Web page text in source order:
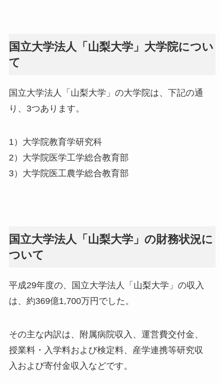
国立大学法人「山梨大学」大学院につい
て
国立大学法人「山梨大学」の大学院は、下記の通
り、3つあります。
1）大学院教育学研究科
2）大学院医学工学総合教育部
3）大学院医工農学総合教育部
国立大学法人「山梨大学」の財務状況に
ついて
平成29年度の、国立大学法人「山梨大学」の収入
は、約369億1,700万円でした。
その主な内訳は、附属病院収入、運営費交付金、
授業料・入学料および検定料、産学連携等研究収
入および寄付金収入などです。